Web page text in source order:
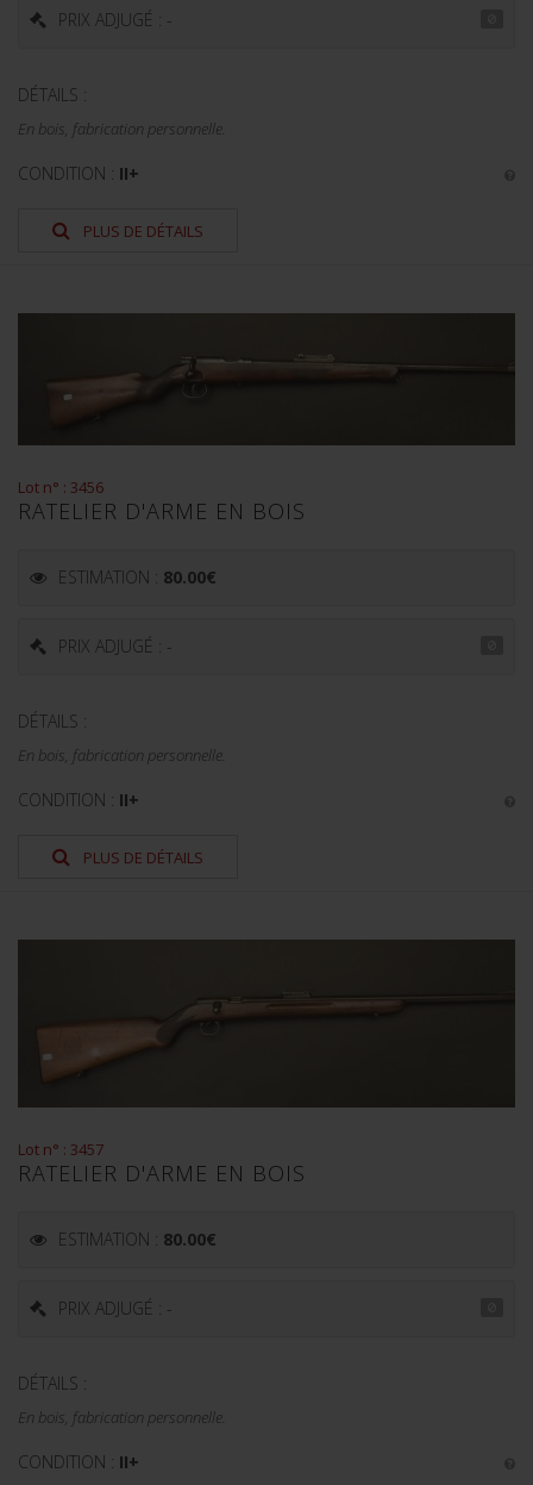
PRIX ADJUGÉ : -
DÉTAILS :
En bois, fabrication personnelle.
CONDITION : II+
PLUS DE DÉTAILS
Lot n° : 3456
RATELIER D'ARME EN BOIS
ESTIMATION : 80.00€
PRIX ADJUGÉ : -
DÉTAILS :
En bois, fabrication personnelle.
CONDITION : II+
PLUS DE DÉTAILS
Lot n° : 3457
RATELIER D'ARME EN BOIS
ESTIMATION : 80.00€
PRIX ADJUGÉ : -
DÉTAILS :
En bois, fabrication personnelle.
CONDITION : II+